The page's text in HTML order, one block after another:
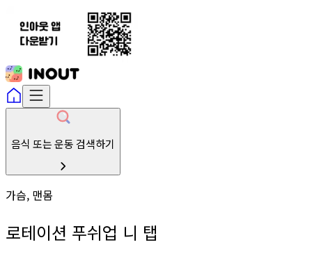
음식 또는 운동 검색하기
가슴, 맨몸
로테이션 푸쉬업 니 탭